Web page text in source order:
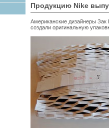
Продукцию Nike
Американские дизайнеры
создали оригинальную